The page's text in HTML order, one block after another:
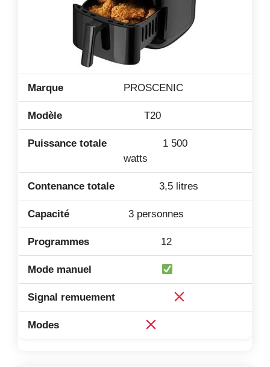
PROSCENIC
T20
1 500
watts
3,5 litres
3 personnes
12